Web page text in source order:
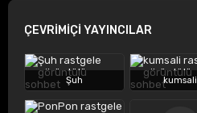
ÇEVRİMİÇİ YAYINCILAR
Şuh kumsali